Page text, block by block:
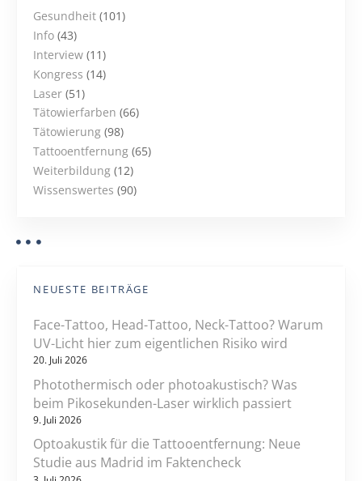
Gesundheit (101)
Info (43)
Interview (11)
Kongress (14)
Laser (51)
Tätowierfarben (66)
Tätowierung (98)
Tattooentfernung (65)
Weiterbildung (12)
Wissenswertes (90)
NEUESTE BEITRÄGE
Face-Tattoo, Head-Tattoo, Neck-Tattoo? Warum
UV-Licht hier zum eigentlichen Risiko wird
20. Juli 2026
Photothermisch oder photoakustisch? Was
beim Pikosekunden-Laser wirklich passiert
9. Juli 2026
Optoakustik für die Tattooentfernung: Neue
Studie aus Madrid im Faktencheck